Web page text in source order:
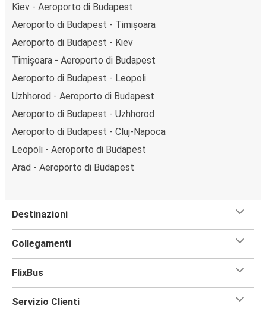
Kiev - Aeroporto di Budapest
Aeroporto di Budapest - Timișoara
Aeroporto di Budapest - Kiev
Timișoara - Aeroporto di Budapest
Aeroporto di Budapest - Leopoli
Uzhhorod - Aeroporto di Budapest
Aeroporto di Budapest - Uzhhorod
Aeroporto di Budapest - Cluj-Napoca
Leopoli - Aeroporto di Budapest
Arad - Aeroporto di Budapest
Destinazioni
Collegamenti
FlixBus
Servizio Clienti